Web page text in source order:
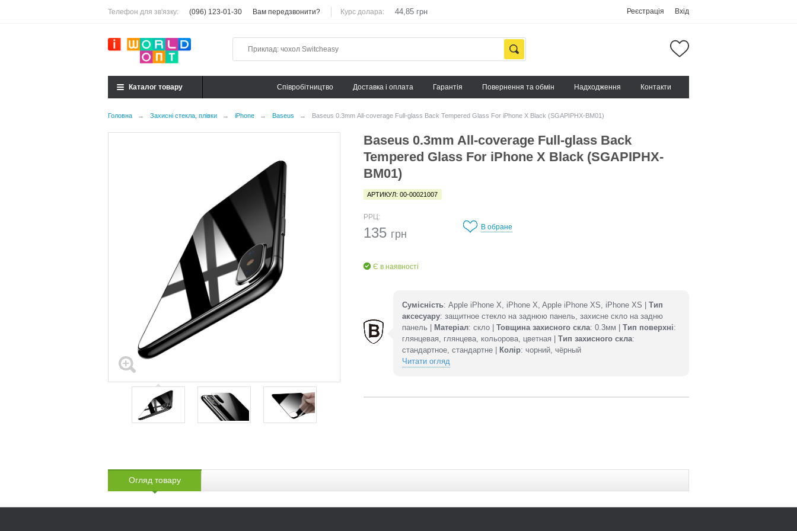
Каталог товару Cпівробітництво Доставка і оплата Гарантія Повернення та обмін Надходження Контакти
Телефон для зв'язку: (096) 123-01-30 Вам передзвонити? Курс долара: 44,85 грн Реєстрація Вхід
Головна → Захисні стекла, плівки → iPhone → Baseus → Baseus 0.3mm All-coverage Full-glass Back Tempered Glass For iPhone X Black (SGAPIPHX-BM01)
Baseus 0.3mm All-coverage Full-glass Back
Tempered Glass For iPhone X Black (SGAPIPHX-
BM01)
АРТИКУЛ: 00-00021007
РРЦ:
135 грн
Є в наявності
В обране
Сумісність: Apple iPhone X, iPhone X, Apple iPhone XS, iPhone XS |Тип
аксесуару: защитное стекло на заднюю панель, захисне скло на задню
панель |
Матеріал: скло |Товщина захисного скла: 0.3мм |Тип поверхні:
глянцевая, глянцева, кольорова, цветная |Тип захисного скла:
стандартное, стандартне |
Колір: чорний, чёрный
Читати огляд
Огляд товару